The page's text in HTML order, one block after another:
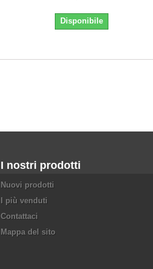
Disponibile
I nostri prodotti
Nuovi prodotti
I più venduti
Contattaci
Mappa del sito